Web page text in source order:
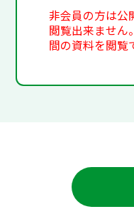
非会員の方は公
閲覧出来ません
間の資料を閲覧